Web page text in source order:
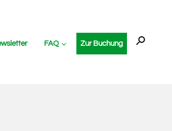
FAQ Zur Buchung